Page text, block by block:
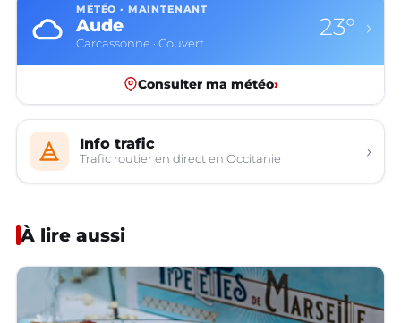
MÉTÉO · MAINTENANT
Aude
Carcassonne · Couvert
23° ›
Consulter ma météo›
Info trafic
Trafic routier en direct en Occitanie ›
À lire aussi